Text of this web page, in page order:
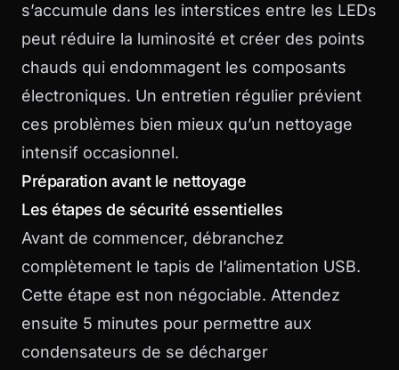
s’accumule dans les interstices entre les LEDs
peut réduire la luminosité et créer des points
chauds qui endommagent les composants
électroniques. Un entretien régulier prévient
ces problèmes bien mieux qu’un nettoyage
intensif occasionnel.
Préparation avant le nettoyage
Les étapes de sécurité essentielles
Avant de commencer, débranchez
complètement le tapis de l’alimentation USB.
Cette étape est non négociable. Attendez
ensuite 5 minutes pour permettre aux
condensateurs de se décharger